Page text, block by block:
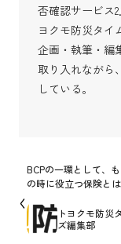
否確認サービス
ヨクモ防災タイ
企画・執筆・編
取り入れながら
している。
BCPの一環として、
の時に役立つ保険とは
トヨクモ防災
ズ編集部